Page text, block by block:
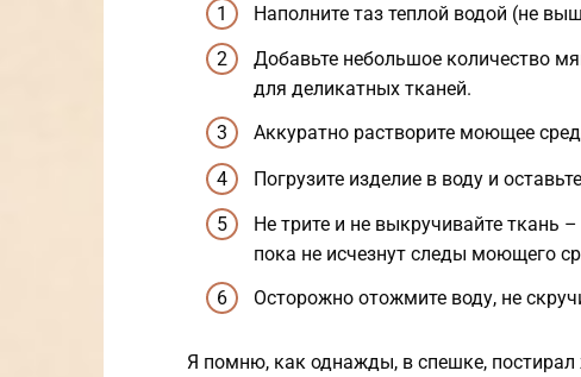
Наполните таз теплой водой (не
Добавьте небольшое количество
для деликатных тканей.
Аккуратно растворите моющее
Погрузите изделие в воду и
Не трите и не выкручивайте ткань
пока не исчезнут следы моющего
Осторожно отожмите воду, не
Я помню, как однажды, в спешке,